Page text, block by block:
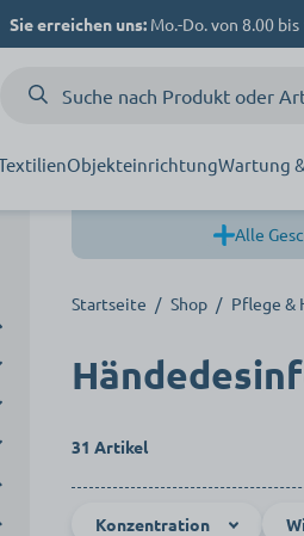
Sie erreichen uns:Mo.-Do. von 8.00 bis
ObjekteinrichtungWartung
Alle
Startseite / Shop / Pflege &
31 Artikel
Konzentration